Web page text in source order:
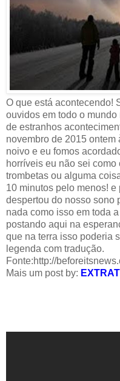
O que está acontecendo!
ouvidos em todo o
de estranhos
novembro de 2015 ontem
noivo e eu fomos
horríveis eu não sei
trombetas ou alguma
10 minutos pelo menos!
despertou do nosso sono
nada como isso em toda
postando aqui na
que na terra isso poderia
legenda com tradução.
Fonte:http://
Mais um post by: